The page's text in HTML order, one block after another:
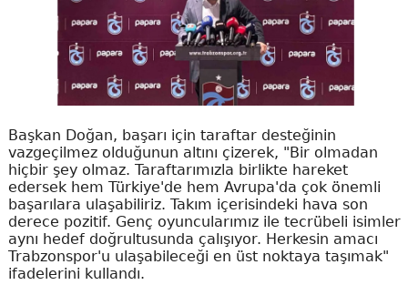
Başkan Doğan, başarı için taraftar desteğinin
vazgeçilmez olduğunun altını çizerek, "Bir olmadan
hiçbir şey olmaz. Taraftarımızla birlikte hareket
edersek hem Türkiye'de hem Avrupa'da çok önemli
başarılara ulaşabiliriz. Takım içerisindeki hava son
derece pozitif. Genç oyuncularımız ile tecrübeli isimler
aynı hedef doğrultusunda çalışıyor. Herkesin amacı
Trabzonspor'u ulaşabileceği en üst noktaya taşımak"
ifadelerini kullandı.